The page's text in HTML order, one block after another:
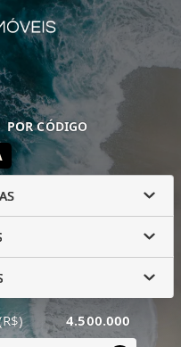
POR CÓDIGO
4.500.000